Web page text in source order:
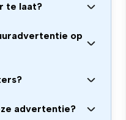
te laat?
op
advertentie?